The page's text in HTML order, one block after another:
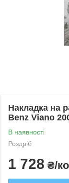
Накладка на
Benz Viano
В наявності
Роздріб
1 728 ₴/